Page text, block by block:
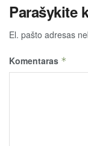
Parašykite
El. pašto adresas
Komentaras *